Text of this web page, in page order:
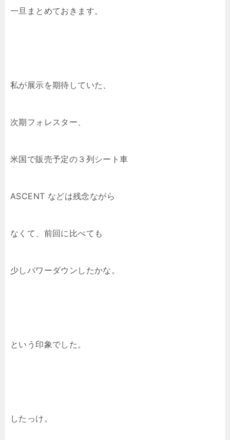
一旦まとめておきます。
私が展示を期待していた、
次期フォレスター、
米国で販売予定の３列シート車
ASCENT などは残念ながら
なくて、前回に比べても
少しパワーダウンしたかな。
という印象でした。
したっけ。